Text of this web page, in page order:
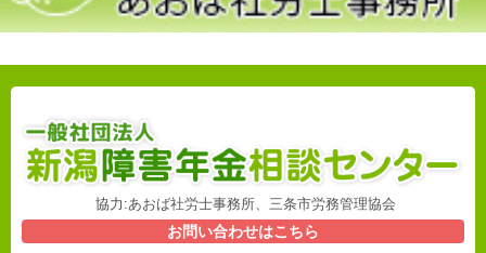
協力:あおば社労士事務所、三条市労務管理協会
お問い合わせはこちら